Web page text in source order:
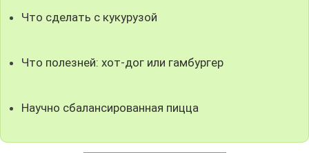
Что сделать с кукурузой
Что полезней: хот-дог или гамбургер
Научно сбалансированная пицца